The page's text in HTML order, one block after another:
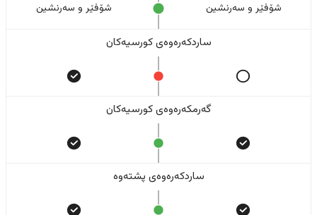
شۆفێر و سەرنشین شۆفێر و سەرنشین
ساردکەرەوەی کورسیەکان
گەرمکەرەوەی کورسیەکان
ساردکەرەوەی پشتەوە